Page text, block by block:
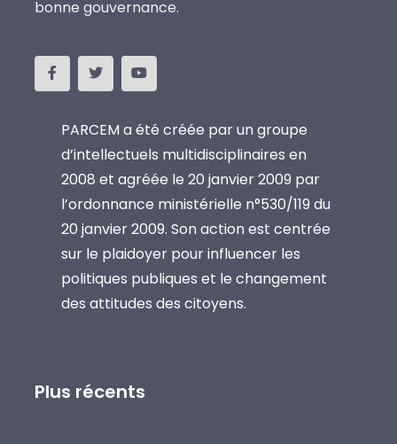
bonne gouvernance.
PARCEM a été créée par un groupe
d’intellectuels multidisciplinaires en
2008 et agréée le 20 janvier 2009 par
l’ordonnance ministérielle n°530/119 du
20 janvier 2009. Son action est centrée
sur le plaidoyer pour influencer les
politiques publiques et le changement
des attitudes des citoyens.
Plus récents